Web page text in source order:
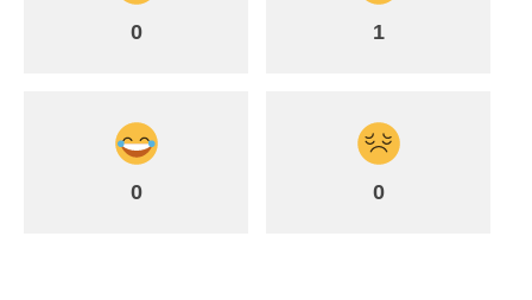
0 1
0 0